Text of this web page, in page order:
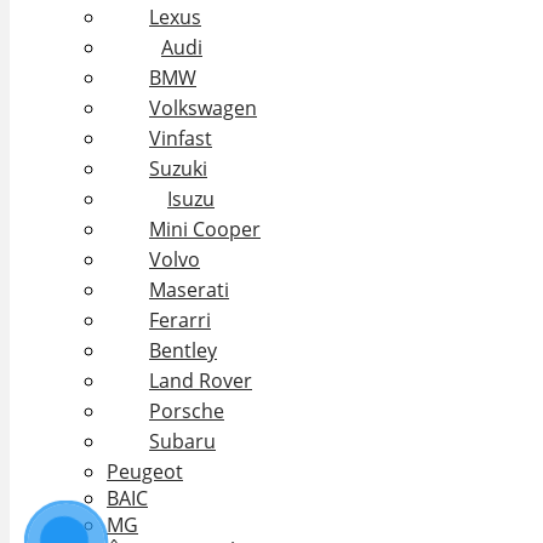
BMW
Volkswagen
Vinfast
Suzuki
Isuzu
Mini Cooper
Volvo
Maserati
Ferarri
Bentley
Land Rover
Porsche
Subaru
Peugeot
MG
Ô tô nhập khẩu
Ô tô cũ